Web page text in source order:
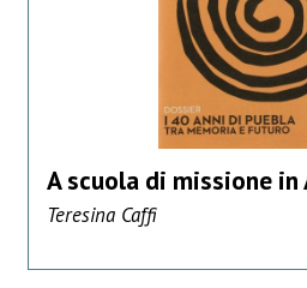
A scuola di missione in
Teresina Caffi